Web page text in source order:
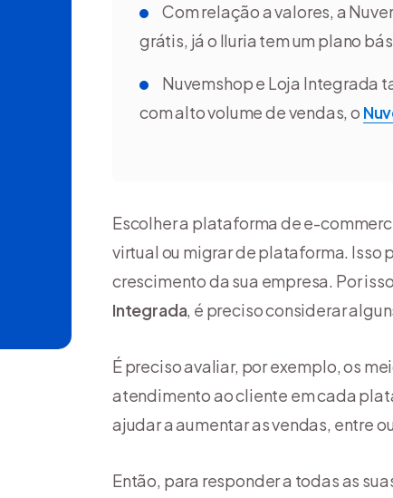
Com relação a valores, a
grátis, já o Iluria tem um plano
Nuvemshop e Loja Integrada
com alto volume de vendas, o
Escolher a plataforma de e-
virtual ou migrar de plataforma. Isso
crescimento da sua empresa. Por
Integrada, é preciso considerar
É preciso avaliar, por exemplo, os
atendimento ao cliente em cada
ajudar a aumentar as vendas, entre
Então, para responder a todas as